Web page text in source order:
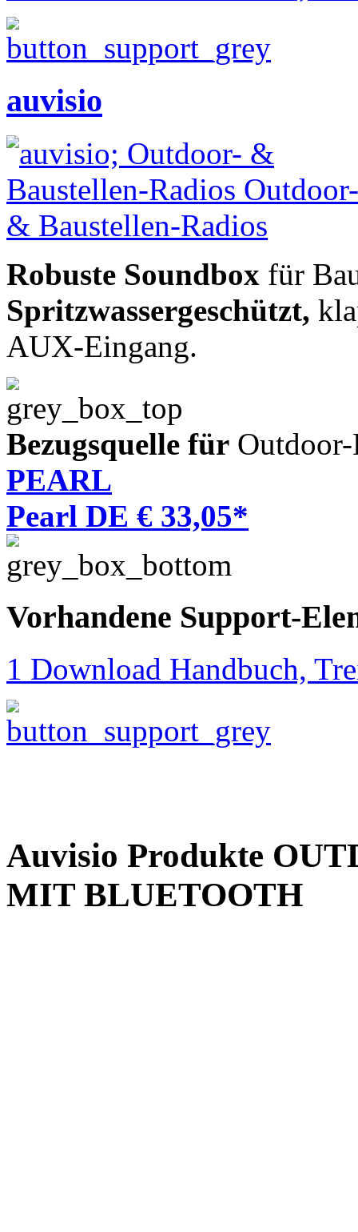
auvisio
Robuste Soundbox für
Spritzwassergeschützt,
AUX-Eingang.
Bezugsquelle für
PEARL
Pearl DE € 33,05*
Vorhandene Support-
1 Download Handbuch,
Auvisio Produkte
MIT BLUETOOTH